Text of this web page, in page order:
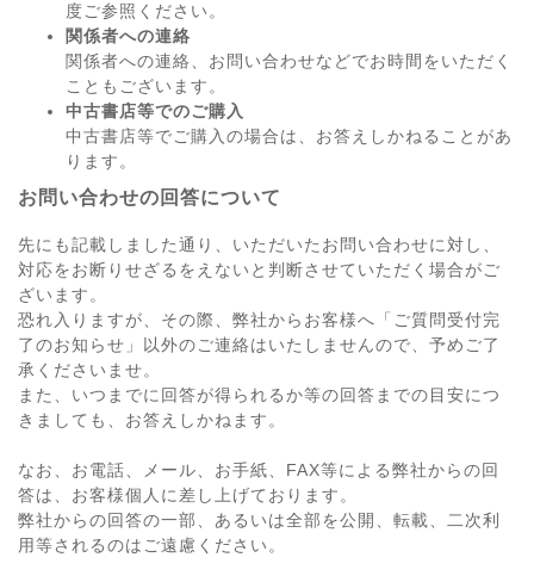
度ご参照ください。
関係者への連絡
関係者への連絡、お問い合わせなどでお時間をいただく
こともございます。
中古書店等でのご購入
中古書店等でご購入の場合は、お答えしかねることがあ
ります。
お問い合わせの回答について
先にも記載しました通り、いただいたお問い合わせに対し、
対応をお断りせざるをえないと判断させていただく場合がご
ざいます。
恐れ入りますが、その際、弊社からお客様へ「ご質問受付完
了のお知らせ」以外のご連絡はいたしませんので、予めご了
承くださいませ。
また、いつまでに回答が得られるか等の回答までの目安につ
きましても、お答えしかねます。
なお、お電話、メール、お手紙、FAX等による弊社からの回
答は、お客様個人に差し上げております。
弊社からの回答の一部、あるいは全部を公開、転載、二次利
用等されるのはご遠慮ください。